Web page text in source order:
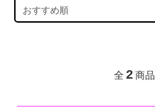
全 2 商品